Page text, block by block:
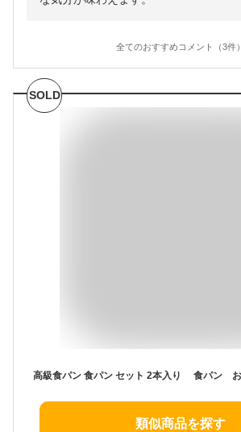
全てのおすすめコメント（3件）
SOLD
類似商品を探す